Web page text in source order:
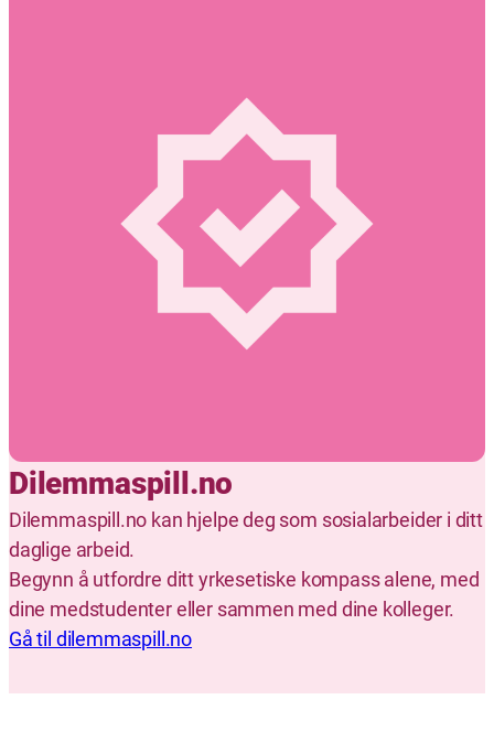
Dilemmaspill.no
Dilemmaspill.no kan hjelpe deg som sosialarbeider i ditt
daglige arbeid.
Begynn å utfordre ditt yrkesetiske kompass alene, med
dine medstudenter eller sammen med dine kolleger.
Gå til dilemmaspill.no